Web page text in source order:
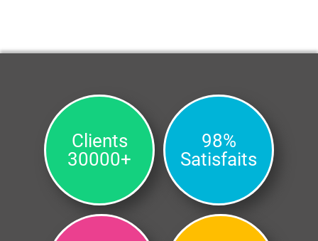
Clients
30000+
98%
Satisfaits